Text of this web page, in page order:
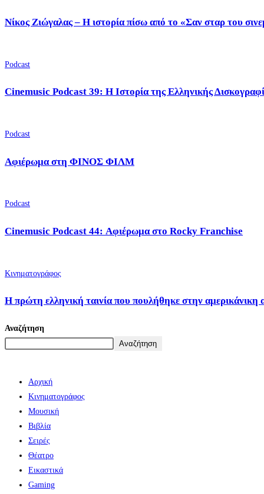
Νίκος Ζιώγαλας – Η ιστορία πίσω από το «Σαν σταρ του
Podcast
Cinemusic Podcast 39: Η Ιστορία της Ελληνικής
Podcast
Αφιέρωμα στη ΦΙΝΟΣ ΦΙΛΜ
Podcast
Cinemusic Podcast 44: Αφιέρωμα στο Rocky Franchise
Κινηματογράφος
Η πρώτη ελληνική ταινία που πουλήθηκε στην αμερικάνικη
Αναζήτηση
Αναζήτηση
Αρχική
Κινηματογράφος
Μουσική
Βιβλία
Σειρές
Θέατρο
Εικαστικά
Gaming